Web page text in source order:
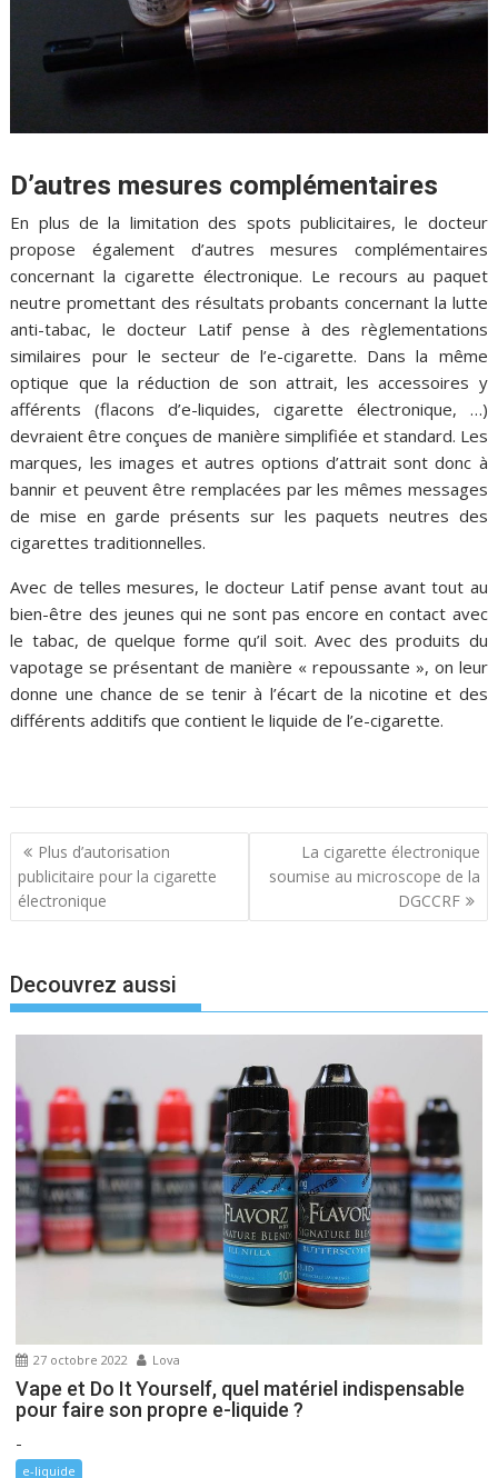
D’autres mesures complémentaires
En plus de la limitation des spots publicitaires, le docteur
propose également d’autres mesures complémentaires
concernant la cigarette électronique. Le recours au paquet
neutre promettant des résultats probants concernant la lutte
anti-tabac, le docteur Latif pense à des règlementations
similaires pour le secteur de l’e-cigarette. Dans la même
optique que la réduction de son attrait, les accessoires y
afférents (flacons d’e-liquides, cigarette électronique, …)
devraient être conçues de manière simplifiée et standard. Les
marques, les images et autres options d’attrait sont donc à
bannir et peuvent être remplacées par les mêmes messages
de mise en garde présents sur les paquets neutres des
cigarettes traditionnelles.
Avec de telles mesures, le docteur Latif pense avant tout au
bien-être des jeunes qui ne sont pas encore en contact avec
le tabac, de quelque forme qu’il soit. Avec des produits du
vapotage se présentant de manière « repoussante », on leur
donne une chance de se tenir à l’écart de la nicotine et des
différents additifs que contient le liquide de l’e-cigarette.
N
a
v
g
a
o
n
d
e
l
’
a
i
c
l
e
Plus d’autorisation
publicitaire pour la cigarette
électronique
La cigarette électronique
soumise au microscope de la
DGCCRF
Decouvrez aussi
27 octobre 2022 Lova
Vape et Do It Yourself, quel matériel indispensable
pour faire son propre e-liquide ?
-
e-liquide